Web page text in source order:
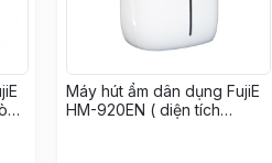
Máy hút ẩm dân dụng FujiE
HM-920EN ( diện tích